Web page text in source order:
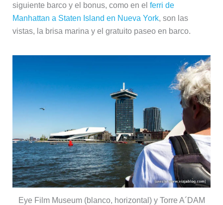
siguiente barco y el bonus, como en el ferri de
Manhattan a Staten Island en Nueva York, son las
vistas, la brisa marina y el gratuito paseo en barco.
Eye Film Museum (blanco, horizontal) y Torre A´DAM